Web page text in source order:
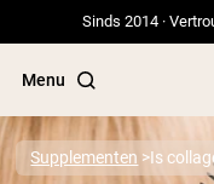
Sinds 2014 ·
Menu
Supplementen Is